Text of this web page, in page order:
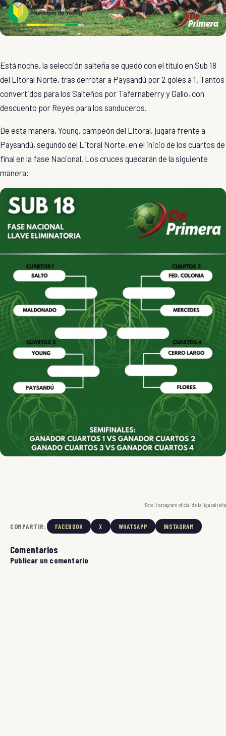
Está noche, la selección salteña se quedó con el título en Sub 18
del Litoral Norte, tras derrotar a Paysandú por 2 goles a 1. Tantos
convertidos para los Salteños por TafernaberryyGallo, con
descuento por Reyes para los sanduceros.
De esta manera, Young, campeón del Litoral, jugará frente a
Paysandú, segundo del Litoral Norte, en el inicio de los cuartos de
final en la fase Nacional . Los cruces quedarán de la siguiente
manera:
Foto: Instagram oficial de la liga salteña
COMPARTIR: FACEBOOK X WHATSAPP INSTAGRAM
Comentarios
Publicar un comentario